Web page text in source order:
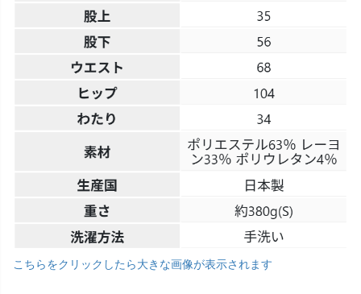
こちらをクリックしたら大きな画像が表示されます